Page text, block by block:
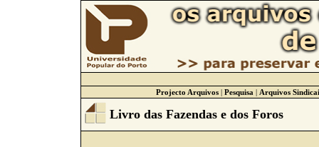
Projecto Arquivos| Pesquisa | Arquivos
Livro das Fazendas e dos Foros